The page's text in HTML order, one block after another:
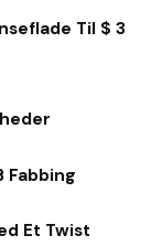
Til $ 3
Fabbing
Et Twist